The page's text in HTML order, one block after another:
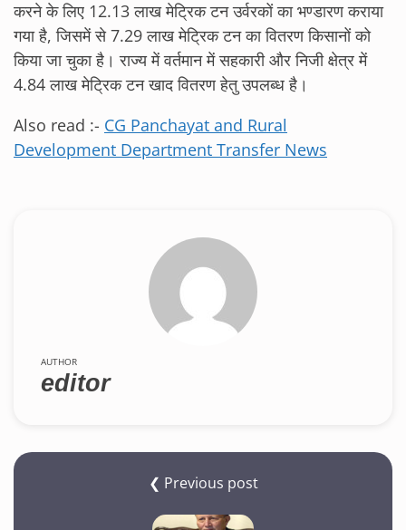
करने के लिए 12.13 लाख मेट्रिक टन उर्वरकों का भण्डारण कराया
गया है, जिसमें से 7.29 लाख मेट्रिक टन का वितरण किसानों को
किया जा चुका है। राज्य में वर्तमान में सहकारी और निजी क्षेत्र में
4.84 लाख मेट्रिक टन खाद वितरण हेतु उपलब्ध है।
Also read :- CG Panchayat and Rural
Development Department Transfer News
AUTHOR
editor
❮ Previous post